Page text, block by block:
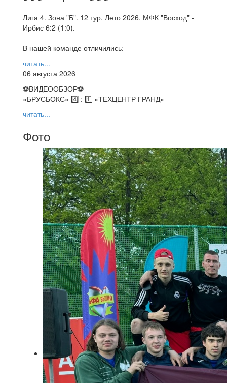
Лига 4. Зона "Б". 12 тур. Лето 2026. МФК "Восход" -
Ирбис 6:2 (1:0).
В нашей команде отличились:
читать...
06 августа 2026
⚽️ВИДЕООБЗОР⚽️
«БРУСБОКС» 4️⃣ : 1️⃣ «ТЕХЦЕНТР ГРАНД»
читать...
Фото